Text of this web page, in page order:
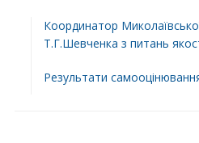
Координатор
Т.Г.Шевченка з питань
Результати